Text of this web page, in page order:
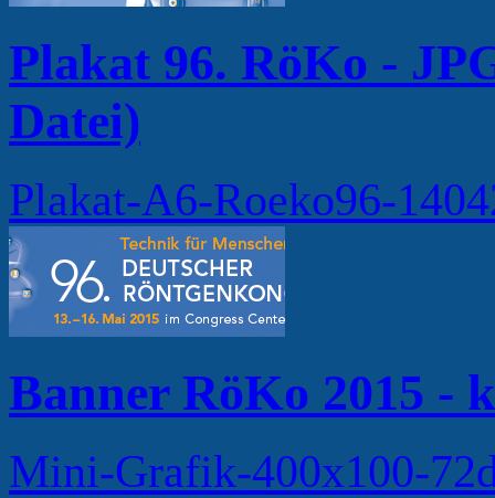
Plakat 96. RöKo -
Datei)
Plakat-A6-Roeko96-
Banner RöKo 2015 -
Mini-Grafik-400x100-